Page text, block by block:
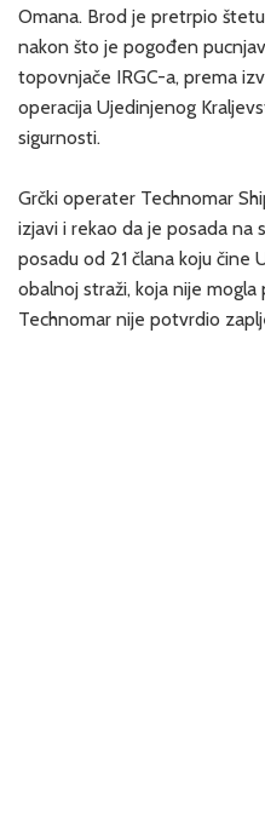
Omana. Brod je pretrpio
nakon što je pogođen
topovnjače IRGC-a, prema
operacija Ujedinjenog
sigurnosti.
Grčki operater Technomar
izjavi i rekao da je posada na
posadu od 21 člana koju čine
obalnoj straži, koja nije
Technomar nije potvrdio